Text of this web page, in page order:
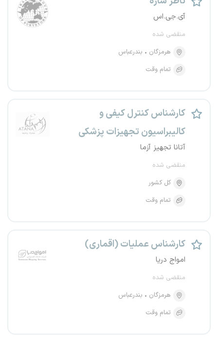
آی.جی.اس
منقضی شده
هرمزگان
بندرعباس
تمام وقت
کارشناس کنترل کیفی و
کالیبراسیون تجهیزات پزشکی
آتانا تجهیز آزما
منقضی شده
کل کشور
تمام وقت
کارشناس عملیات (اقماری)
امواج دریا
منقضی شده
هرمزگان
بندرعباس
تمام وقت